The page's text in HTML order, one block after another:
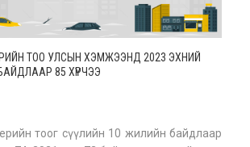
ТОО УЛСЫН ХЭМЖЭЭНД 2023 ЭХНИЙ
85 ХҮРЧЭЭ
тоог сүүлийн 10 жилийн байдлаар